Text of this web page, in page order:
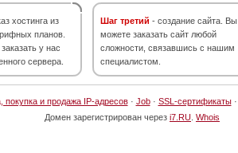
хостинга из
планов.
у нас
сервера.
Шаг третий - создание сайта. Вы
можете заказать сайт любой
сложности, связавшись с нашим
специалистом.
покупка и продажа IP-адресов· Job· SSL-сертификаты·
Домен зарегистрирован через i7.RU Whois